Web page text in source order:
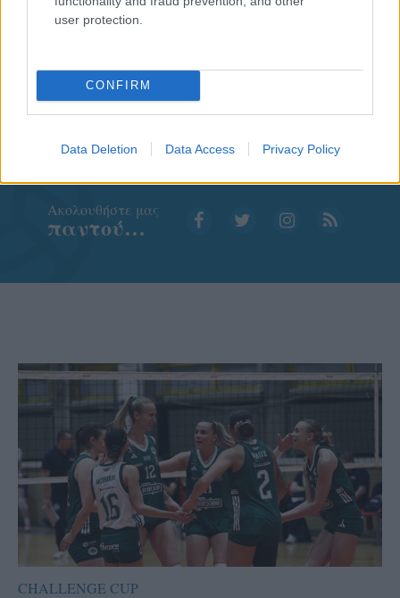
user protection.
CONFIRM
Data Deletion Data Access Privacy Policy
Aκολουθήστε μας
παντού…
CHALLENGE CUP